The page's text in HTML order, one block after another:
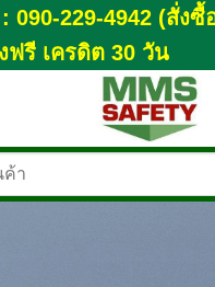
090-229-4942 (สั่งซื้
ฟรี เครดิต 30 วัน